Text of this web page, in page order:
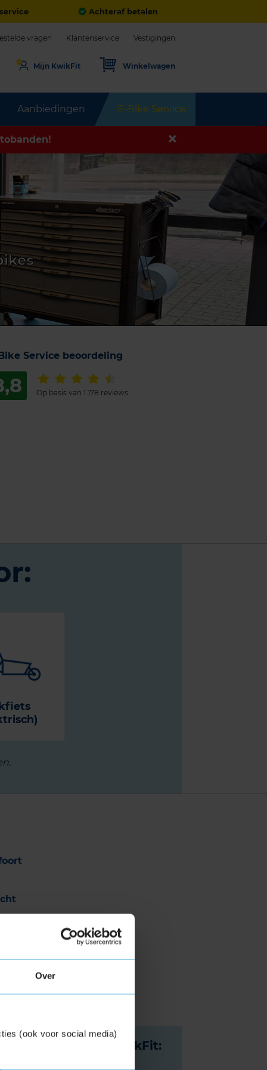
Over
(ook voor social media)
Achteraf betalen
Aanbiedingen E-Bike Service
vragen Klantenservice Vestigingen
Mijn KwikFit Winkelwagen
Service beoordeling
Op basis van 1.178 reviews
E-bike service bij KwikFit: